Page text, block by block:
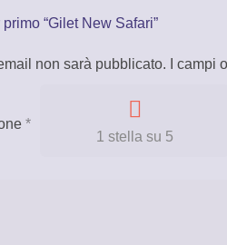
“Gilet New Safari”
non sarà pubblicato. I campi
*
1 stella su 5